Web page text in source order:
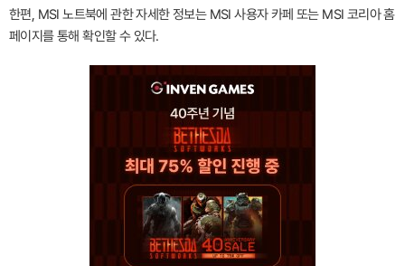
한편, MSI 노트북에 관한 자세한 정보는 MSI 사용자 카페 또는 MSI 코리아 홈
페이지를 통해 확인할 수 있다.